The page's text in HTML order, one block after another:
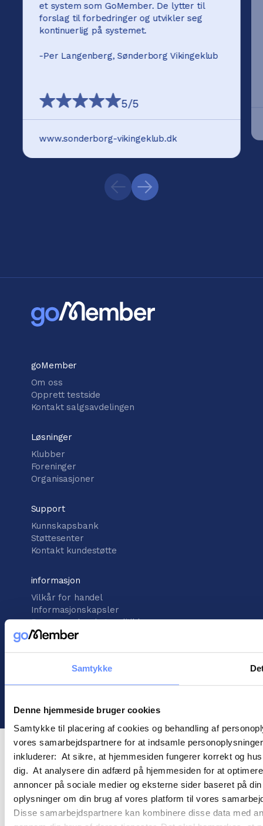
Samtykke
Denne hjemmeside bruger cookies
Samtykke til placering af cookies og behandling af
vores samarbejdspartnere for at indsamle
inkluderer: At sikre, at hjemmesiden fungerer korrekt og
dig. At analysere din adfærd på hjemmesiden for at
annoncer på sociale medier og eksterne sider baseret på
oplysninger om din brug af vores platform til vores
Disse samarbejdspartnere kan kombinere disse data med
et system som GoMember. De lytter til
forslag til forbedringer og utvikler seg
kontinuerlig på systemet.
-Per Langenberg, Sønderborg Vikingeklub
5/5
www.sonderborg-vikingeklub.dk
goMember
Om oss
Opprett testside
Kontakt salgsavdelingen
Løsninger
Klubber
Foreninger
Organisasjoner
Support
Kunnskapsbank
Støttesenter
Kontakt kundestøtte
informasjon
Vilkår for handel
Informasjonskapsler
Personopplysningspolitikk